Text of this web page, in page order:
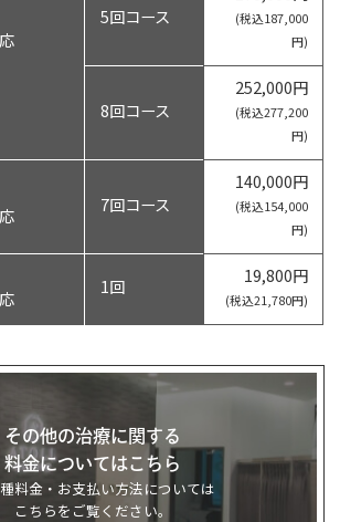
5回コース
(税込187,000
円)
8回コース
252,000円
(税込277,200
円)
7回コース
140,000円
(税込154,000
円)
1回 19,800円
(税込21,780円)
その他の治療に関する
料金についてはこちら
料金・お支払い方法については
こちらをご覧ください。